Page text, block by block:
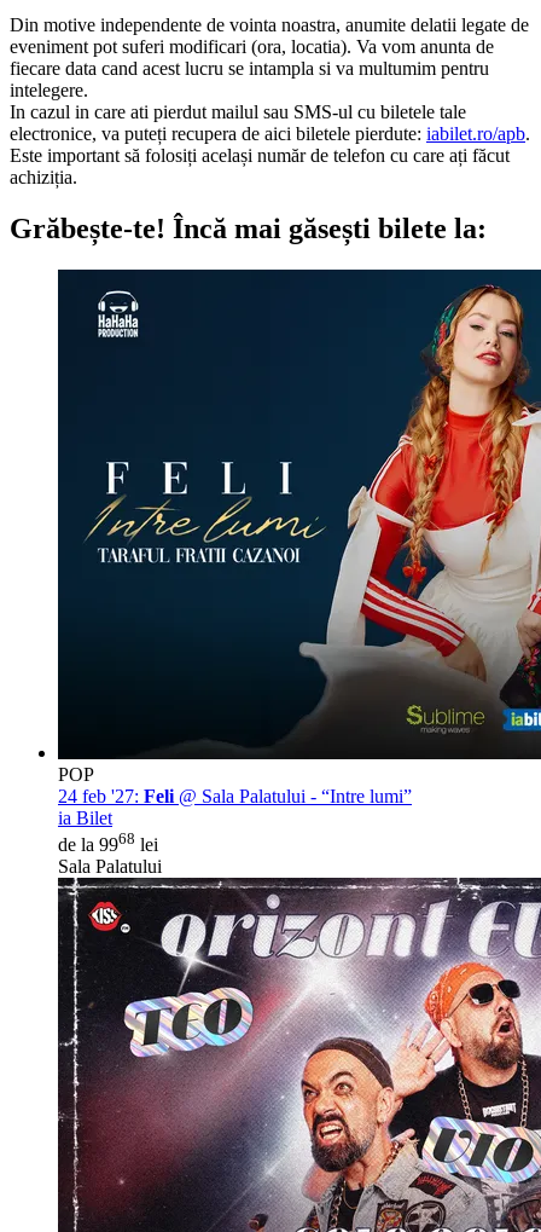
Din motive independente de vointa noastra, anumite delatii legate de
eveniment pot suferi modificari (ora, locatia). Va vom anunta de
fiecare data cand acest lucru se intampla si va multumim pentru
intelegere.
In cazul in care ati pierdut mailul sau SMS-ul cu biletele tale
electronice, va puteți recupera de aici biletele pierdute: iabilet.ro/apb.
Este important să folosiți același număr de telefon cu care ați făcut
achiziția.
Grăbește-te! Încă mai găsești bilete la:
POP
24 feb '27: Feli @ Sala Palatului - “Intre lumi”
ia Bilet
de la 9968 lei
Sala Palatului